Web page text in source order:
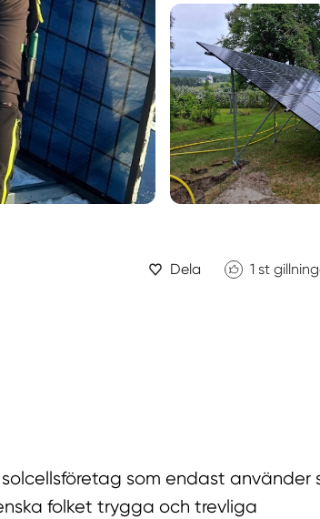
Dela 1 st
som endast använder
folket trygga och trevliga